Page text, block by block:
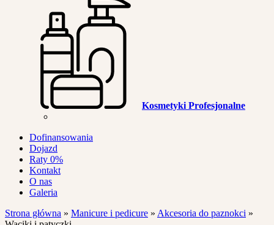
Kosmetyki Profesjonalne
Dofinansowania
Dojazd
Raty 0%
Kontakt
O nas
Galeria
Strona główna » Manicure i pedicure » Akcesoria do paznokci »